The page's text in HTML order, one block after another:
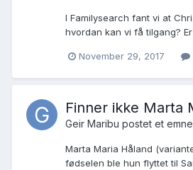
I Familysearch fant vi at
hvordan kan vi få tilgang?
November 29, 2017
Finner ikke Marta
Geir Maribu postet et
Marta Maria Håland
fødselen ble hun flyttet til